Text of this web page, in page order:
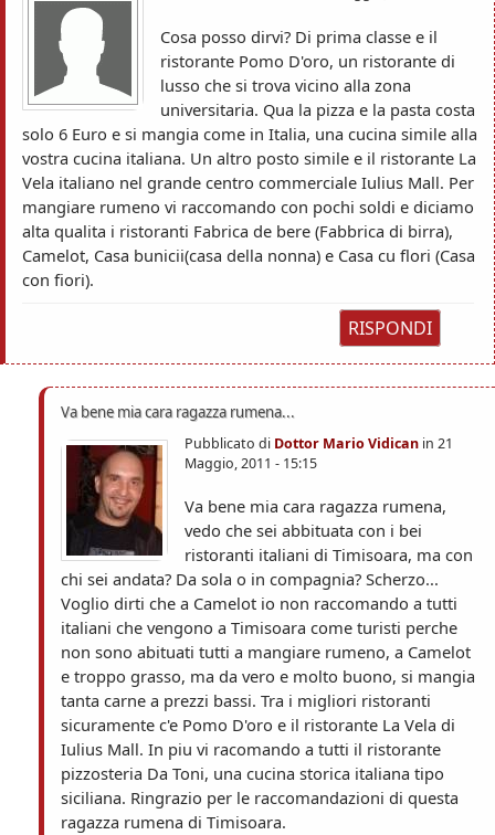
Cosa posso dirvi? Di prima classe e il
ristorante Pomo D'oro, un ristorante di
lusso che si trova vicino alla zona
universitaria. Qua la pizza e la pasta costa
solo 6 Euro e si mangia come in Italia, una cucina simile alla
vostra cucina italiana. Un altro posto simile e il ristorante La
Vela italiano nel grande centro commerciale Iulius Mall. Per
mangiare rumeno vi raccomando con pochi soldi e diciamo
alta qualita i ristoranti Fabrica de bere (Fabbrica di birra),
Camelot, Casa bunicii(casa della nonna) e Casa cu flori (Casa
con fiori).
RISPONDI
Va bene mia cara ragazza rumena...
Pubblicato di Dottor Mario Vidican in 21
Maggio, 2011 - 15:15
Va bene mia cara ragazza rumena,
vedo che sei abbituata con i bei
ristoranti italiani di Timisoara, ma con
chi sei andata? Da sola o in compagnia? Scherzo...
Voglio dirti che a Camelot io non raccomando a tutti
italiani che vengono a Timisoara come turisti perche
non sono abituati tutti a mangiare rumeno, a Camelot
e troppo grasso, ma da vero e molto buono, si mangia
tanta carne a prezzi bassi. Tra i migliori ristoranti
sicuramente c'e Pomo D'oro e il ristorante La Vela di
Iulius Mall. In piu vi racomando a tutti il ristorante
pizzosteria Da Toni, una cucina storica italiana tipo
siciliana. Ringrazio per le raccomandazioni di questa
ragazza rumena di Timisoara.